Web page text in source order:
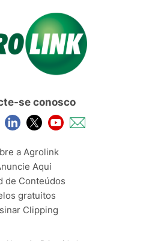
se conosco
a Agrolink
Aqui
de Conteúdos
gratuitos
Clipping